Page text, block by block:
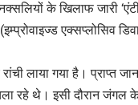
के खिलाफ जारी
(इम्प्रोवाइज्ड एक्सप्लोसिव
लाया गया है। प्राप्त
रहे थे। इसी दौरान जंगल के